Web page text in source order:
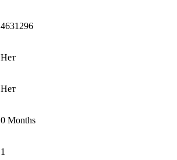
4631296
Нет
Нет
0 Months
1